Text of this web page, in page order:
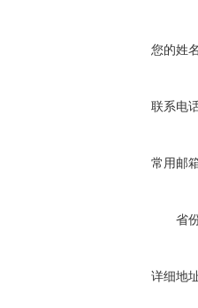
您的姓
联系电
常用邮
省
详细地